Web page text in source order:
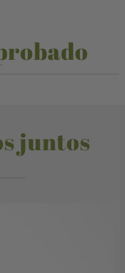
juntos